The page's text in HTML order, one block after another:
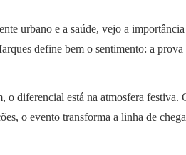
urbano e a saúde, vejo a
define bem o sentimento: a
diferencial está na atmosfera festiva.
o evento transforma a linha de